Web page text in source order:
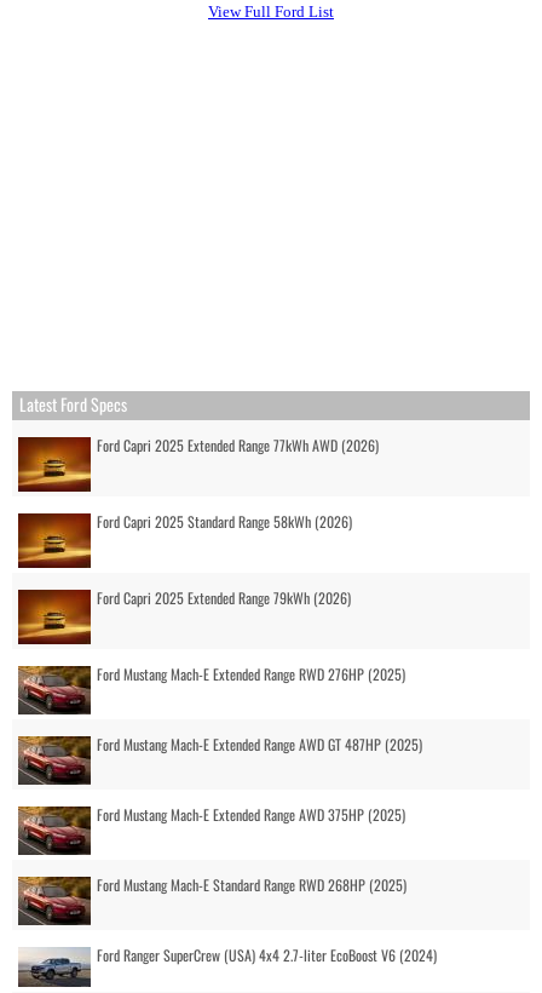
View Full Ford List
Latest Ford Specs
Ford Capri 2025 Extended Range 77kWh AWD (2026)
Ford Capri 2025 Standard Range 58kWh (2026)
Ford Capri 2025 Extended Range 79kWh (2026)
Ford Mustang Mach-E Extended Range RWD 276HP (2025)
Ford Mustang Mach-E Extended Range AWD GT 487HP (2025)
Ford Mustang Mach-E Extended Range AWD 375HP (2025)
Ford Mustang Mach-E Standard Range RWD 268HP (2025)
Ford Ranger SuperCrew (USA) 4x4 2.7-liter EcoBoost V6 (2024)